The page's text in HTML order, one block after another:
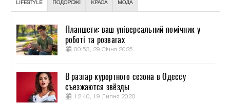
LIFESTYLE ПОДОРОЖІ КРАСА МОДА
Планшети: ваш універсальний помічник у
роботі та розвагах
00:53, 29 Січня 2025
В разгар курортного сезона в Одессу
съезжаются звёзды
12:40, 19 Липня 2020